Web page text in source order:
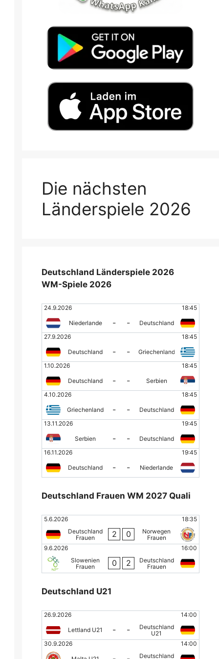
Die nächsten
Länderspiele 2026
Deutschland Länderspiele 2026
WM-Spiele 2026
24.9.2026 18:45
Niederlande - -
Deutschland
27.9.2026
18:45
Deutschland - -
Griechenland
1.10.2026
18:45
Deutschland - -
Serbien
4.10.2026
18:45
Griechenland - -
Deutschland
13.11.2026
19:45
Serbien - -
Deutschland
16.11.2026
19:45
Deutschland - - Niederlande
Deutschland Frauen WM 2027 Quali
5.6.2026
18:35
Deutschland
Frauen
2 0
Norwegen
Frauen
9.6.2026
16:00
Slowenien
Frauen
0 2
Deutschland
Frauen
Deutschland U21
26.9.2026 14:00
Lettland U21 - -
Deutschland
U21
30.9.2026
14:00
Deutschland